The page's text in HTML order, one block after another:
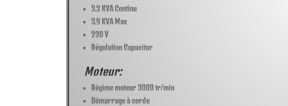
3.3 KVA Continu
3.9 KVA Max
230 V
Régulation Capacitor
Moteur:
Régime moteur 3000 tr/min
Démarrage à corde